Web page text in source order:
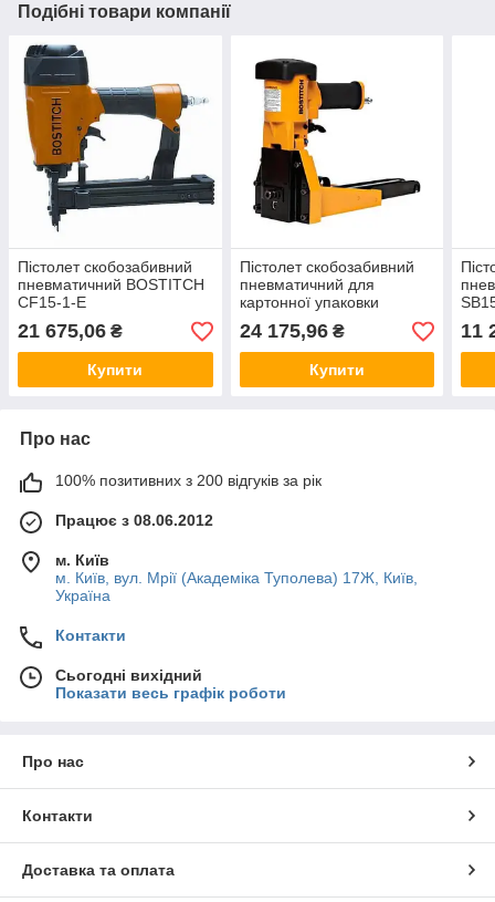
Подібні товари компанії
Пістолет скобозабивний
пневматичний BOSTITCH
CF15-1-E
21 675,06 ₴
Купити
Пістолет скобозабивний
пневматичний для
картонної упаковки
BOSTITCH DS-3519-E
24 175,96₴
Купити
11
Про нас
100% позитивних з 200 відгуків за рік
Працює з 08.06.2012
м. Київ
м. Київ, вул. Мрії (Академіка Туполева) 17Ж, Київ,
Україна
Контакти
Сьогодні вихідний
Показати весь графік роботи
Про нас
Контакти
Доставка та оплата